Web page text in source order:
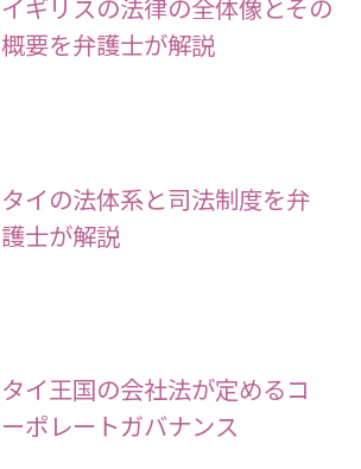
概要を弁護士が解説
タイの法体系と司法制度を弁
護士が解説
タイ王国の会社法が定めるコ
ーポレートガバナンス